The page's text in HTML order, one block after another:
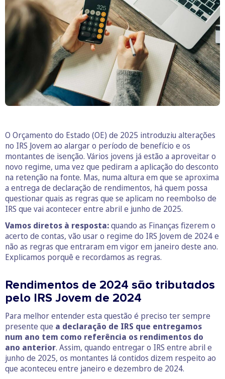
O Orçamento do Estado (OE) de 2025 introduziu alterações
no IRS Jovem ao alargar o período de benefício e os
montantes de isenção. Vários jovens já estão a aproveitar o
novo regime, uma vez que pediram a aplicação do desconto
na retenção na fonte. Mas, numa altura em que se aproxima
a entrega de declaração de rendimentos, há quem possa
questionar quais as regras que se aplicam no reembolso de
IRS que vai acontecer entre abril e junho de 2025.
Vamos diretos à resposta:quando as Finanças fizerem o
acerto de contas, vão usar o regime do IRS Jovem de 2024 e
não as regras que entraram em vigor em janeiro deste ano.
Explicamos porquê e recordamos as regras.
Rendimentos de 2024 são tributados
pelo IRS Jovem de 2024
Para melhor entender esta questão é preciso ter sempre
presente que a declaração de IRS que entregamos
num ano tem como referência os rendimentos do
ano anterior. Assim, quando entregar o IRS entre abril e
junho de 2025, os montantes lá contidos dizem respeito ao
que aconteceu entre janeiro e dezembro de 2024.